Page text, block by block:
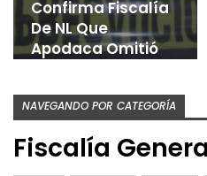
Confirma Fiscalía
De NL Que
Apodaca Omitió
NAVEGANDO POR CATEGORÍA
Fiscalía